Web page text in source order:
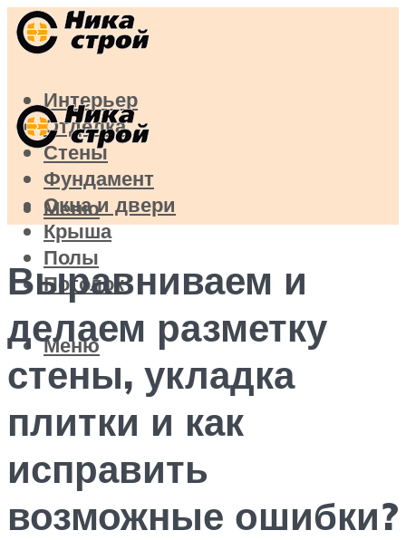
Интерьер
Отделка
Стены
Фундамент
Окна и двери
Крыша
Полы
Потолок
Меню
Меню
Выравниваем и
делаем разметку
стены, укладка
плитки и как
исправить
возможные ошибки?